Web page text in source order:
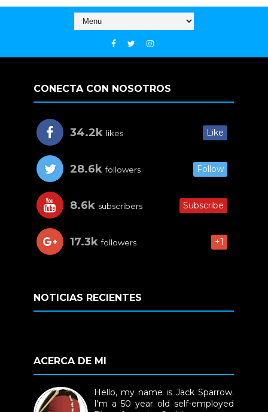
CONECTA CON NOSOTROS
34.2k likes Like
28.6k followers Follow
8.6k subscribers Subscribe
17.3k followers +1
NOTICIAS RECIENTES
ACERCA DE MI
Hello, my name is Jack Sparrow.
I'm a 50 year old self-employed